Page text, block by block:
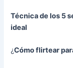
Técnica de los 5
ideal
¿Cómo flirtear